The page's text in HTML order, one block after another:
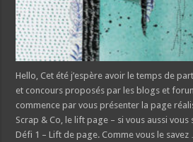
Hello, Cet été j’espère avoir le temps de
et concours proposés par les blogs et
commence par vous présenter la page
Scrap & Co, le lift page – si vous aussi vous
Défi 1 – Lift de page. Comme vous le savez